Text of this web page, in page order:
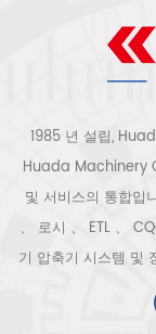
1985 년 설립,
Huada Machinery
및 서비스의 통합입
、 로시 、 ETL 、
기 압축기 시스템 및
스크롤 유형, 피스톤
라인 등이 포함됩